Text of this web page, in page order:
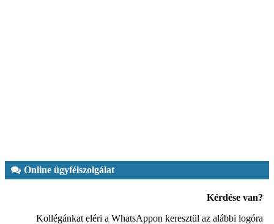
Online ügyfélszolgálat
Kérdése van?
Kollégánkat eléri a WhatsAppon keresztül az alábbi logóra